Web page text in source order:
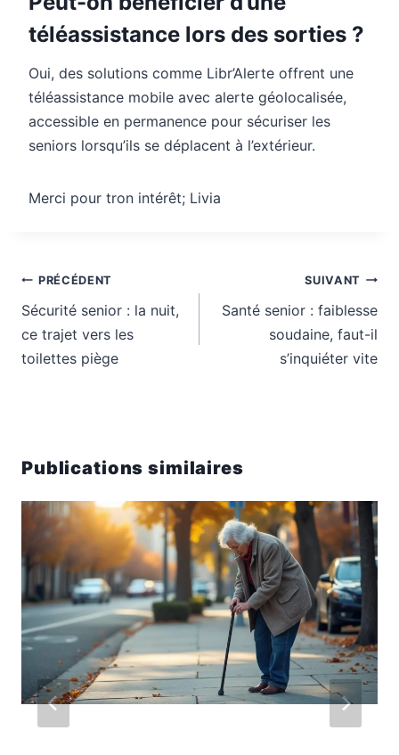
téléassistance lors des sorties ?
Oui, des solutions comme Libr’Alerte offrent une
téléassistance mobile avec alerte géolocalisée,
accessible en permanence pour sécuriser les
seniors lorsqu’ils se déplacent à l’extérieur.
Merci pour tron intérêt; Livia
Navigation
de
l’article
PRÉCÉDENT
Sécurité senior : la nuit,
ce trajet vers les
toilettes piège
SUIVANT
Santé senior : faiblesse
soudaine, faut-il
s’inquiéter vite
Publications similaires